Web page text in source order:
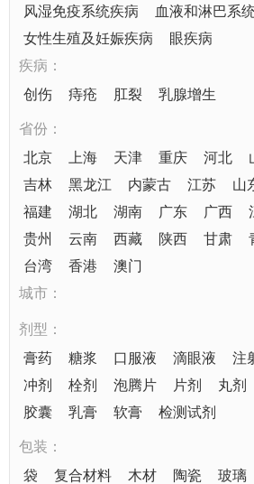
风湿免疫系统疾病
血液和淋巴系
女性生殖及妊娠疾病
眼疾病
疾病：
创伤
痔疮 肛裂 乳腺增生
省份：
北京
上海 天津 重庆 河北
吉林
黑龙江 内蒙古 江苏 山
福建
湖北 湖南 广东 广西
贵州
云南 西藏 陕西 甘肃
台湾
香港
澳门
城市：
剂型：
膏药
糖浆 口服液 滴眼液 注
冲剂
栓剂 泡腾片 片剂 丸剂
胶囊
乳膏 软膏 检测试剂
包装：
袋
复合材料 木材 陶瓷 玻璃